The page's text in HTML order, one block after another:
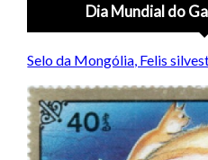
Dia Mundial do
Selo da Mongólia, Felis